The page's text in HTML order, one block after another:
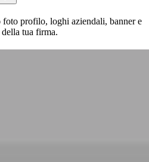
profilo, loghi aziendali, banner e
tua firma.